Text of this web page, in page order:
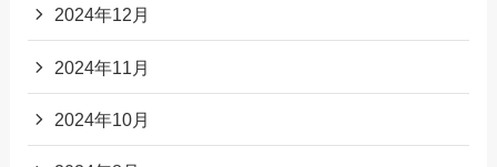
2024年12月
2024年11月
2024年10月